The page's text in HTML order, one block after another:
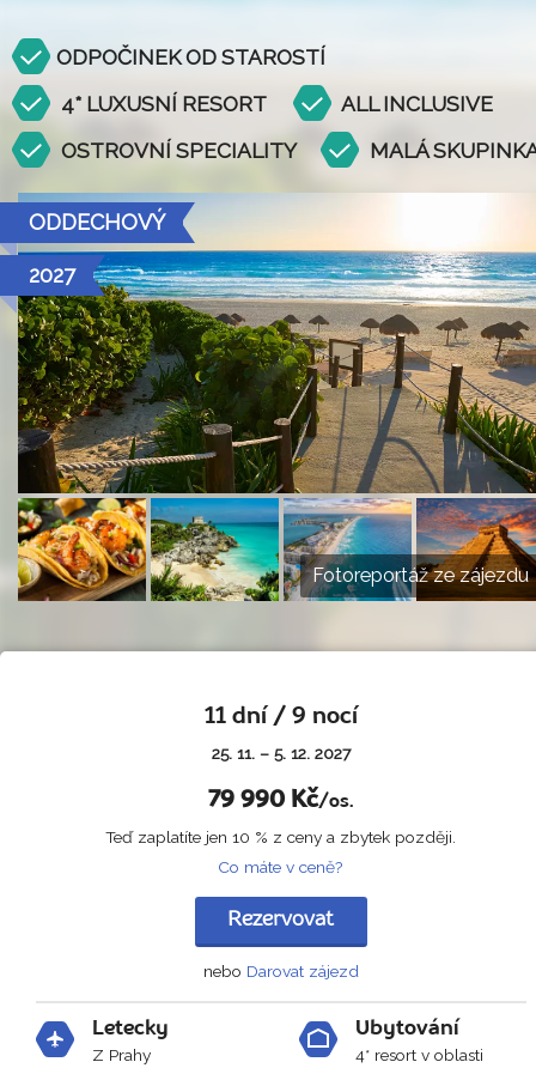
ODPOČINEK OD STAROSTÍ
4* LUXUSNÍ RESORT
ALL INCLUSIVE
OSTROVNÍ SPECIALITY
MALÁ
ODDECHOVÝ
2027
Fotoreportáž ze zájezdu
11 dní / 9 nocí
25. 11. – 5. 12. 2027
79 990 Kč/os.
Teď zaplatíte jen 10 % z ceny a zbytek později.
Co máte v ceně?
Rezervovat
nebo Darovat zájezd
Letecky
Z Prahy
Ubytování
4* resort v oblasti